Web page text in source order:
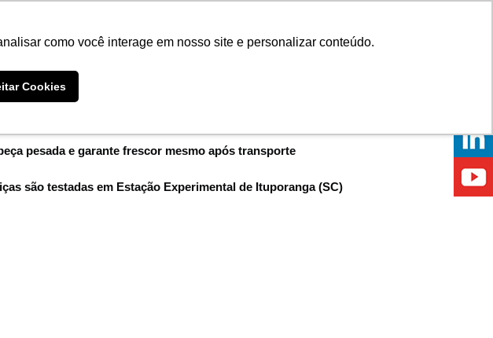
como você interage em nosso site e personalizar conteúdo.
Cookies
pesada e garante frescor mesmo após transporte
são testadas em Estação Experimental de Ituporanga (SC)